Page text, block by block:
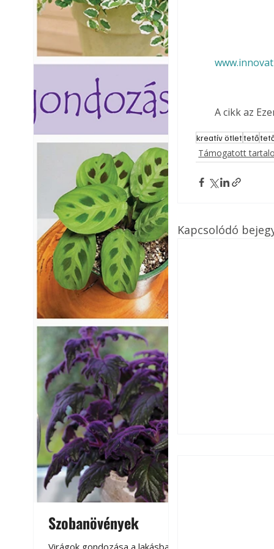
Szobanövények
A cikk az
kreatív ötlettető
Támogatott
Kapcsolódó